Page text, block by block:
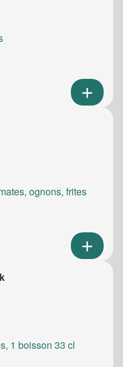
ognons, frites
1 boisson 33 cl